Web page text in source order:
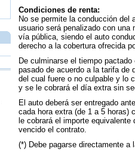
Condiciones de renta:
No se permite la conducción del
usuario será penalizado con una
vía pública, siendo el auto
derecho a la cobertura ofrecida
De culminarse el tiempo
pasado de acuerdo a la tarifa de
del cual fuere o no culpable y lo
y se le cobrará el día extra sin
El auto deberá ser entregado
cada hora extra (de 1 a 5 horas)
le cobrará el importe
vencido el contrato.
(*) Debe pagarse directamente a